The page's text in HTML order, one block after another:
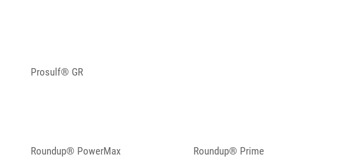
Prosulf® GR
Roundup® PowerMax
Roundup® Prime